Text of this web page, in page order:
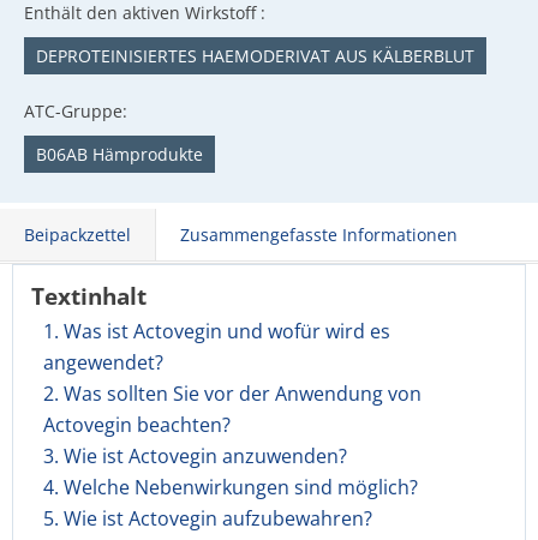
Enthält den aktiven Wirkstoff :
DEPROTEINISIERTES HAEMODERIVAT AUS KÄLBERBLUT
ATC-Gruppe:
B06AB Hämprodukte
Beipackzettel Zusammengefasste Informationen
Textinhalt
1. Was ist Actovegin und wofür wird es
angewendet?
2. Was sollten Sie vor der Anwendung von
Actovegin beachten?
3. Wie ist Actovegin anzuwenden?
4. Welche Nebenwirkungen sind möglich?
5. Wie ist Actovegin aufzubewahren?